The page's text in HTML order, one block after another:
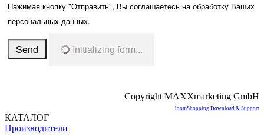
Нажимая кнопку "Отправить", Вы соглашаетесь на обработку Ваших
персональных данных.
Send Initializing form...
Copyright MAXXmarketing GmbH
JoomShopping Download & Support
КАТАЛОГ
Производители